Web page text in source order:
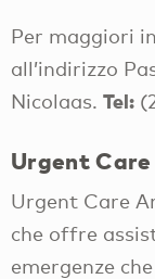
Per maggiori
all’indirizzo
Nicolaas. Tel:
Urgent
Urgent Care
che offre
emergenze